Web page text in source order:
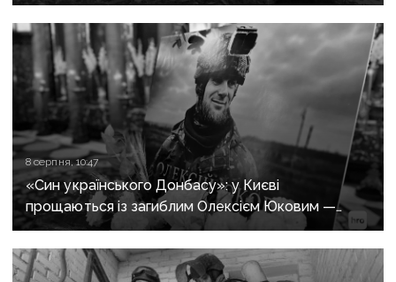
8 серпня, 10:47
«Син українського Донбасу»: у Києві
прощаються із загиблим Олексієм Юковим —
пошуковцем загону «Плацдарм»